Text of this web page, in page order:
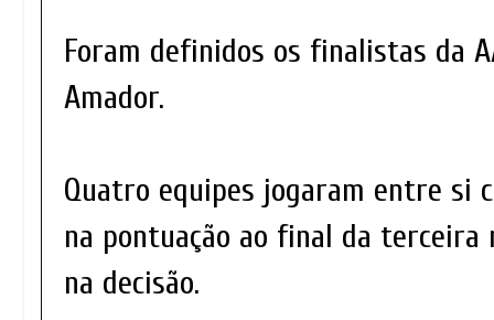
Foram definidos os finalistas da
Amador.
Quatro equipes jogaram entre si
na pontuação ao final da terceira
na decisão.